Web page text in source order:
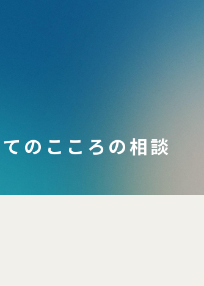
のこころの相談